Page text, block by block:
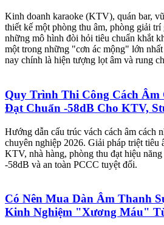
Kinh doanh karaoke (KTV), quán bar,
thiết kế một phòng thu âm, phòng giải
những mô hình đòi hỏi tiêu chuẩn khắt
một trong những "cơn ác mộng" lớn
nay chính là hiện tượng lọt âm và rung
Quy Trình Thi Công Cách Âm
Đạt Chuẩn -58dB Cho KTV,
Hướng dẫn cấu trúc vách cách âm cách
chuyên nghiệp 2026. Giải pháp triệt tiêu
KTV, nhà hàng, phòng thu đạt hiệu
-58dB và an toàn PCCC tuyệt đối.
Có Nên Mua Dàn Âm Thanh
Kinh Nghiệm "Xương Máu"